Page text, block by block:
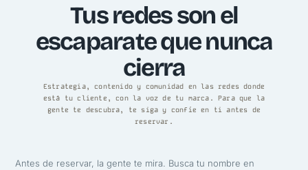
Tus redes son el
escaparate que nunca
cierra
Estrategia, contenido y comunidad en las redes donde
está tu cliente, con la voz de tu marca. Para que la
gente te descubra, te siga y confíe en ti antes de
reservar.
Antes de reservar, la gente te mira. Busca tu nombre en